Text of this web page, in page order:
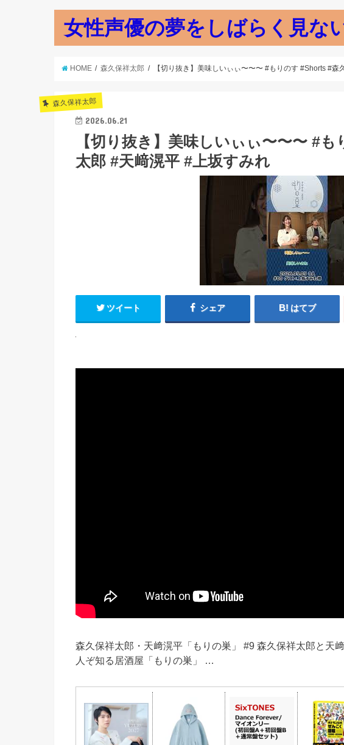
女性声優の夢をしばらく見な
HOME 森久保祥太郎 【切り抜き】美味しいぃぃ〜〜〜 #もりのす #Shorts #森
森久保祥太郎
2026.06.21
【切り抜き】美味しいぃぃ〜〜〜 #
太郎 #天﨑滉平 #上坂すみれ
ツイート シェア はてブ
森久保祥太郎・天﨑滉平「もりの巣」 #9 森久保祥太郎と天
人ぞ知る居酒屋「もりの巣」 …